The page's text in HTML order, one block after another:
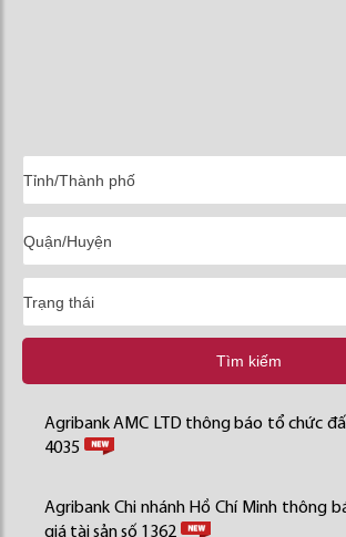
Tìm kiếm
Agribank AMC LTD thông báo tổ chức
4035
Agribank Chi nhánh Hồ Chí Minh thông
giá tài sản số 1362